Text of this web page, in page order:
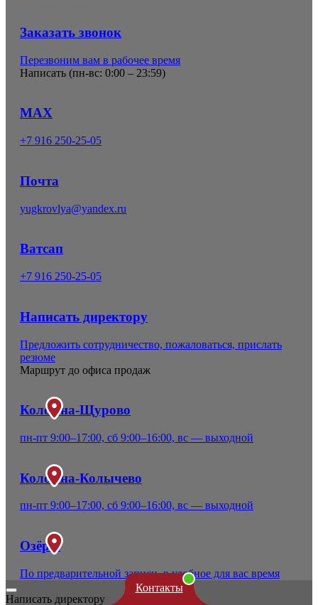
Контакты
Заказать звонок
Перезвоним вам в рабочее время
Написать (пн-вс: 0:00 – 23:59)
MAX
+7 916 250-25-05
Почта
yugkrovlya@yandex.ru
Ватсап
+7 916 250-25-05
Написать директору
Предложить сотрудничество, пожаловаться, прислать
резюме
Маршрут до офиса продаж
Коломна-Щурово
пн-пт 9:00–17:00, сб 9:00–16:00, вс — выходной
Коломна-Колычево
пн-пт 9:00–17:00, сб 9:00–16:00, вс — выходной
Озёры
По предварительной записи, в удобное для вас время
Написать директору